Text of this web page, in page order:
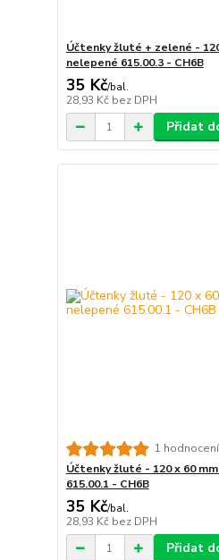
Účtenky žluté + zelené -
nelepené 615.00.3 - CH6B
35 Kč/bal.
28,93 Kč bez DPH
Přidat
1 hodnocení
Účtenky žluté - 120 x 60
615.00.1 - CH6B
35 Kč/bal.
28,93 Kč bez DPH
Přidat